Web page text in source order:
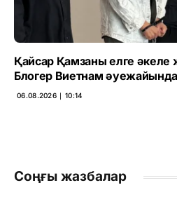
Қайсар Қамзаны елге
Блогер Виетнам әуежайында
06.08.2026 ∣ 10:14
Соңғы жазбалар